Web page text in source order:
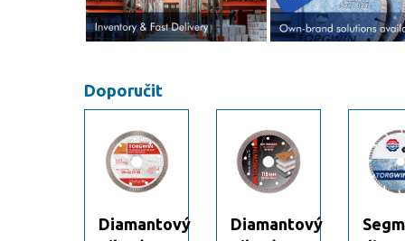
Doporučit
Diamantový
Diamantový